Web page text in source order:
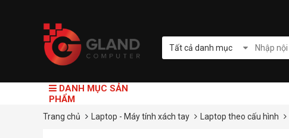
Tất cả danh mục
DANH MỤC SẢN
PHẨM
Trang chủ Laptop - Máy tính xách tay Laptop theo cấu hình